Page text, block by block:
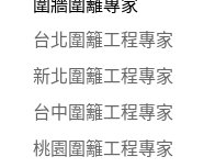
圍牆圍籬專家
台北圍籬工程專家
新北圍籬工程專家
台中圍籬工程專家
桃園圍籬工程專家